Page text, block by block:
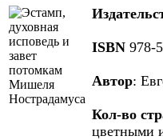
ISBN 978-
Автор:
Кол-во
цветными